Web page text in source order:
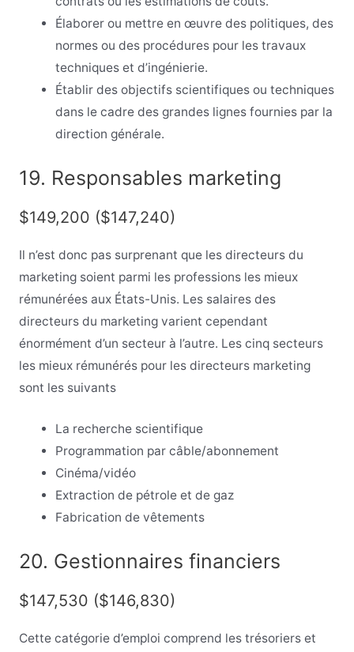
Élaborer ou mettre en œuvre des politiques, des
normes ou des procédures pour les travaux
techniques et d’ingénierie.
Établir des objectifs scientifiques ou techniques
dans le cadre des grandes lignes fournies par la
direction générale.
19. Responsables marketing
$149,200 ($147,240)
Il n’est donc pas surprenant que les directeurs du
marketing soient parmi les professions les mieux
rémunérées aux États-Unis. Les salaires des
directeurs du marketing varient cependant
énormément d’un secteur à l’autre. Les cinq secteurs
les mieux rémunérés pour les directeurs marketing
sont les suivants
La recherche scientifique
Programmation par câble/abonnement
Cinéma/vidéo
Extraction de pétrole et de gaz
Fabrication de vêtements
20. Gestionnaires financiers
$147,530 ($146,830)
Cette catégorie d’emploi comprend les trésoriers et